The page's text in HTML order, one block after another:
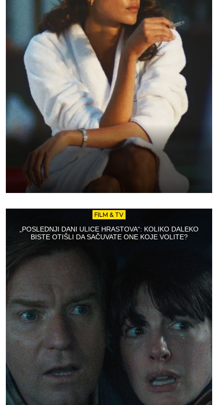
FILM & TV
„POSLEDNJI DANI ULICE HRASTOVA“: KOLIKO DALEKO
BISTE OTIŠLI DA SAČUVATE ONE KOJE VOLITE?